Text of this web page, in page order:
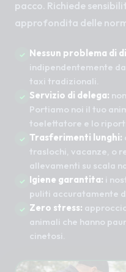
pacco. Richiede
approfondita delle
Nessun problema di
indipendentemente
taxi tradizionali.
Servizio di delega:
Portiamo noi il tuo
toelettatore e lo
Trasferimenti lunghi:
traslochi, vacanze, o
allevamenti su scala
Igiene garantita: i
puliti accuratamente
Zero stress:
animali che hanno
cinetosi.